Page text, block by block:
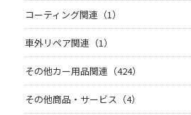
コーティング関連（1）
車外リペア関連（1）
その他カー用品関連（424）
その他商品・サービス（4）